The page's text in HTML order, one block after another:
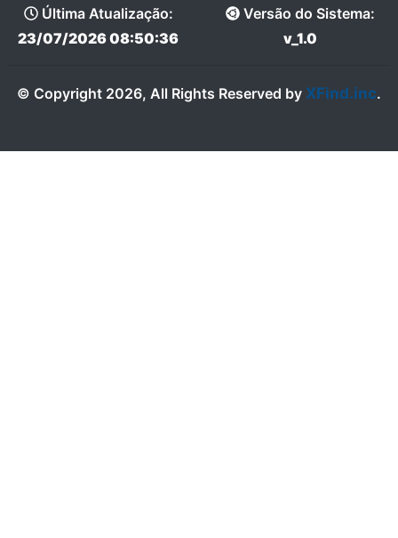
Última Atualização:
23/07/2026 08:50:36
Versão do Sistema:
v_1.0
© Copyright 2026, All Rights Reserved by XFind.inc.